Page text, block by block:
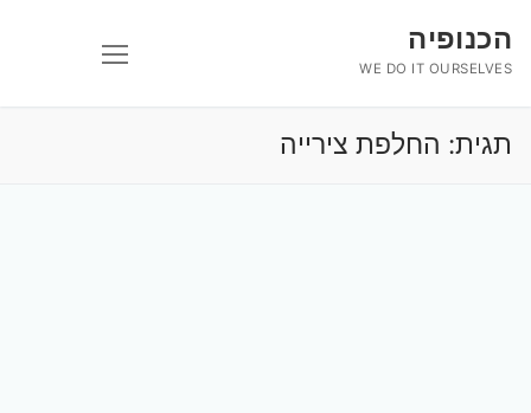
לתוכןהכנופיה
WE DO IT OURSELVES
תגית: החלפת צירייה